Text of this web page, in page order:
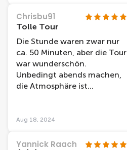
Chrisbu91
Tolle Tour
Die Stunde waren zwar nur
ca. 50 Minuten, aber die Tour
war wunderschön.
Unbedingt abends machen,
die Atmosphäre ist
Aug 18, 2024
Yannick Raach